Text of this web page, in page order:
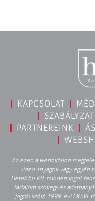
KAPCSOLAT
PARTNEREINK
Az ezen a weboldalon
video anyagok vagy egyéb
Hetek.hu Kft. minden jogot
tartalom szöveg- és
jogról szóló 1999. évi